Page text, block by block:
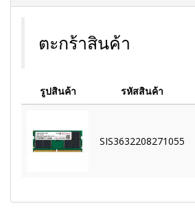
ตะกร้าสินค้า
รูปสินค้า รหัสสินค้า
SIS3632208271055